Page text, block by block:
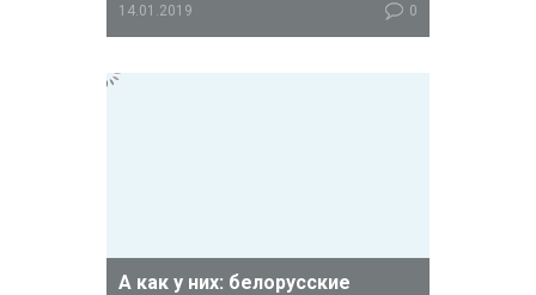
14.01.2019 0
Европы.
А как у них: белорусские